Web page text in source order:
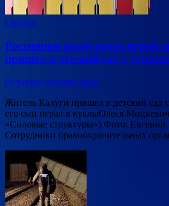
Сводки
Россиянин возмутился игрой
пришел в детский сад с
Оставьте комментарий
Житель Калуги пришел в детский сад
его сын играл в куклыОлеся Мицкевич
«Силовые структуры») Фото:
Сотрудники правоохранительных